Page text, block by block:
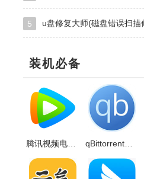
5 u盘修复大师(磁盘错误扫描修复工具
装机必备
qBittorrent绿色免费版v4.5.4.10